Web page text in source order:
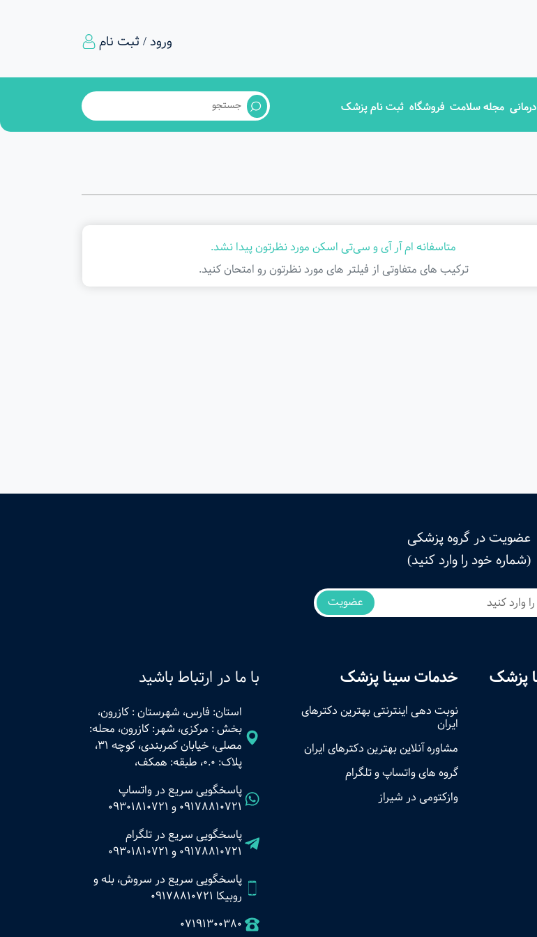
ورود / ثبت نام
مجله سلامت فروشگاه ثبت نام پزشک
متاسفانه ام آر آی و سی‌تی اسکن مورد نظرتون پیدا نشد.
ترکیب های متفاوتی از فیلتر ‌های مورد نظرتون رو امتحان کنید.
عضویت در گروه پزشکی
(شماره خود را وارد کنید)
عضویت
پزشک خدمات سینا پزشک
نوبت‌ دهی اینترنتی بهترین دکترهای
ایران
مشاوره آنلاین بهترین دکترهای ایران
گروه های واتساپ و تلگرام
وازکتومی در شیراز
با ما در ارتباط باشید
استان: فارس، شهرستان : کازرون،
بخش : مرکزی، شهر: کازرون، محله:
مصلی، خیابان کمربندی، کوچه 31،
پلاک: 0.0، طبقه: همکف،
پاسخگویی سریع در واتساپ
09178810721 و 09301810721
پاسخگویی سریع در تلگرام
09178810721 و 09301810721
پاسخگویی سریع در سروش، بله و
روبیکا 09178810721
07191300380